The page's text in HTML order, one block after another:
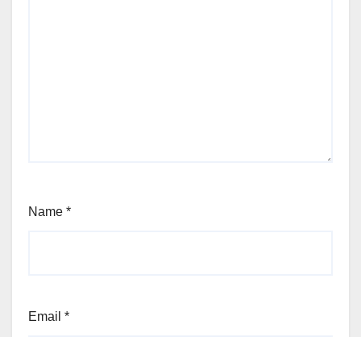
Name *
Email *